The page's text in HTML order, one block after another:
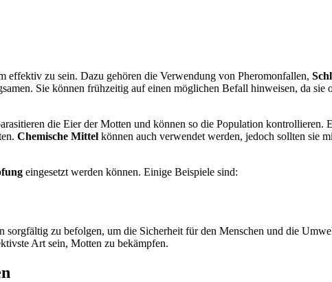
effektiv zu sein. Dazu gehören die Verwendung von Pheromonfallen,
Sie können frühzeitig auf einen möglichen Befall hinweisen, da sie
die Eier der Motten und können so die Population kontrollieren.
Chemische Mittel können auch verwendet werden, jedoch sollten sie
eingesetzt werden können. Einige Beispiele sind:
zu befolgen, um die Sicherheit für den Menschen und die
Art sein, Motten zu bekämpfen.